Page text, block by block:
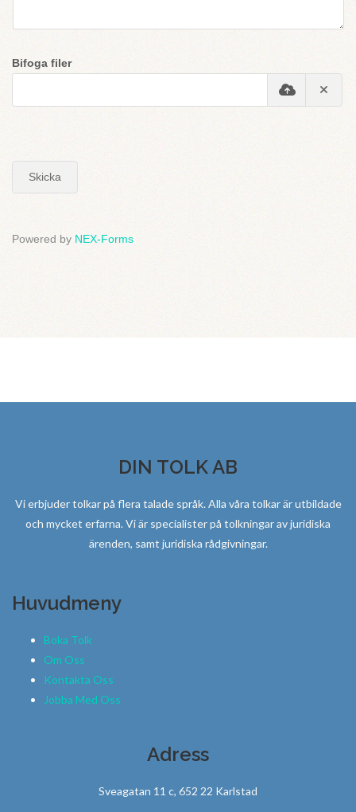
Bifoga filer
Skicka
Powered by NEX-Forms
DIN TOLK AB
Vi erbjuder tolkar på flera talade språk. Alla våra tolkar är utbildade
och mycket erfarna. Vi är specialister på tolkningar av juridiska
ärenden, samt juridiska rådgivningar.
Huvudmeny
Boka Tolk
Om Oss
Kontakta Oss
Jobba Med Oss
Adress
Sveagatan 11 c, 652 22 Karlstad